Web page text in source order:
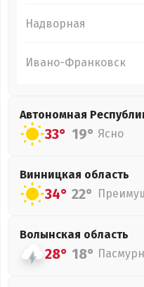
Надворная
Ивано-Франковск
Автономная
33° 19° Ясно
Винницкая область
34° 22°
Волынская область
28° 18°